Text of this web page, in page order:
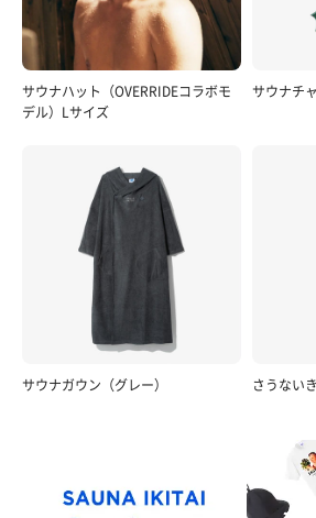
サウナハット（OVERRIDEコラボモ
デル）Lサイズ
サウナチ
サウナガウン（グレー） さうない